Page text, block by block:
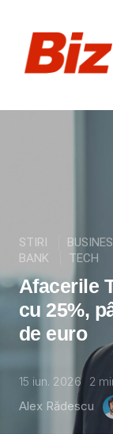
STIRI
BANK
TECH
Afacerile
cu 25%,
de euro
15 iun. 2026 2
Alex Rădescu